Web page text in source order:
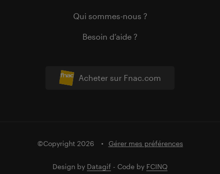
Acheter sur Fnac.com
Qui sommes-nous ?
Besoin d’aide ?
©Copyright 2026 Gérer mes préférences
Design by Datagif - Code by FCINQ